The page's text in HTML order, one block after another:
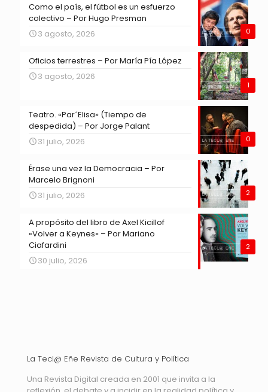
0
Como el país, el fútbol es un esfuerzo
colectivo – Por Hugo Presman
3 agosto, 2026
1
Oficios terrestres – Por María Pía López
3 agosto, 2026
0
Teatro. «Par´Elisa» (Tiempo de
despedida) – Por Jorge Palant
31 julio, 2026
2
Érase una vez la Democracia – Por
Marcelo Brignoni
31 julio, 2026
2
A propósito del libro de Axel Kicillof
«Volver a Keynes» – Por Mariano
Ciafardini
30 julio, 2026
La Tecl@ Eñe Revista de Cultura y Política
Una Revista Digital creada en 2001 que invita a la